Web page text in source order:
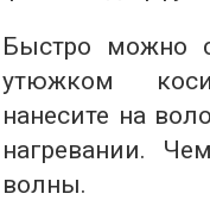
Быстро можно
утюжком
нанесите на
нагревании.
волны.